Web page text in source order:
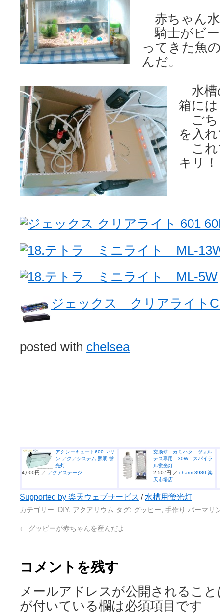
赤ちゃん
騎士がビ
ってきた魚
んだ。
水槽
箱には
ごち
を入
これ
キリ！
ジェックス クリアライト 601
18.テトラ ミニライト ML-
18.テトラ ミニライト ML-5W
ジェックス クリアライト
posted with chelsea
アクシーキュート600 マリ
ン アクアシステム 照明 蛍
光灯...
4,000円 ／ アクアステージ
交換球 カミハタ ヴォル
テス専用 30W スパイラ
ル蛍光灯 ...
2,507円 ／ charm 3980 楽
天市場店
Supported by 楽天ウェブサービス / 水槽用蛍光灯
カテゴリー: DIY, アクアリウム タグ: グッピー, 手作り パーマリ
← グッピーが赤ちゃんを産んだよ
コメントを残す
メールアドレスが公開されるこ
が付いている欄は必須項目です